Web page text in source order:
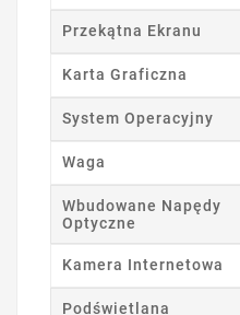
Przekątna Ekranu
Karta Graficzna
System Operacyjny
Waga
Wbudowane Napędy
Optyczne
Kamera Internetowa
Podświetlana